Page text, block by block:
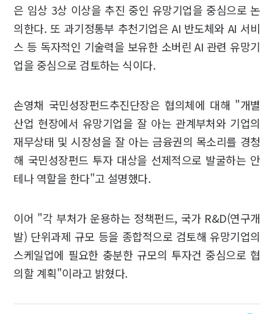
은 임상 3상 이상을 추진 중인 유망기업을 중심으로 논
의한다. 또 과기정통부 추천기업은 AI 반도체와 AI 서비
스 등 독자적인 기술력을 보유한 소버린 AI 관련 유망기
업을 중심으로 검토하는 식이다.
손영채 국민성장펀드추진단장은 협의체에 대해 "개별
산업 현장에서 유망기업을 잘 아는 관계부처와 기업의
재무상태 및 시장성을 잘 아는 금융권의 목소리를 경청
해 국민성장펀드 투자 대상을 선제적으로 발굴하는 안
테나 역할을 한다"고 설명했다.
이어 "각 부처가 운용하는 정책펀드, 국가 R&D(연구개
발) 단위과제 규모 등을 종합적으로 검토해 유망기업의
스케일업에 필요한 충분한 규모의 투자건 중심으로 협
의할 계획"이라고 밝혔다.